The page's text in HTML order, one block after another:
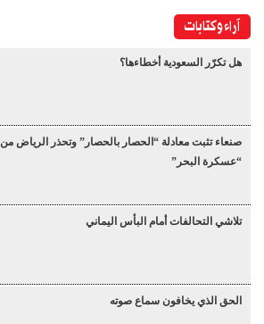
آراء وكتابات
هل تكرّر السعودية أخطاءها؟
صنعاء تثبت معادلة “الحصار بالحصار” وتحذر الرياض من
“عسكرة البحر”
تلاشي التحالفات أمام البأس اليماني
الحق الذي يخافون سماع صوته